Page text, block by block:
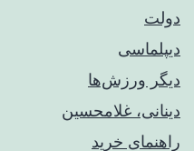
دولت
دیپلماسی
دیگر ورزش‌ها
دینانی، غلامحسین
راهنمای خريد